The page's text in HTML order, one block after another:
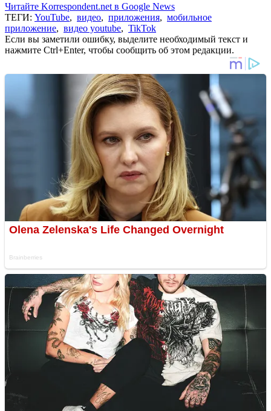
Читайте Korrespondent.net в Google News
ТЕГИ: YouTube, видео, приложения, мобильное
приложение, видео youtube, TikTok
Если вы заметили ошибку, выделите необходимый текст и
нажмите Ctrl+Enter, чтобы сообщить об этом редакции.